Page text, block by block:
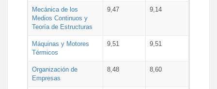
Mecánica de los
Medios Continuos y
Teoría de Estructuras
9,47 9,14
Máquinas y Motores
Térmicos
9,51 9,51
Organización de
Empresas
8,48 8,60